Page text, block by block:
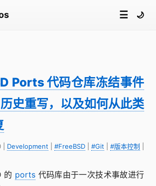
☰ 🌙
Ports 代码仓库冻结事件
史重写，以及如何从此类
Development #FreeBSD #Git #版本控制
的 ports 代码库由于一次技术事故进行